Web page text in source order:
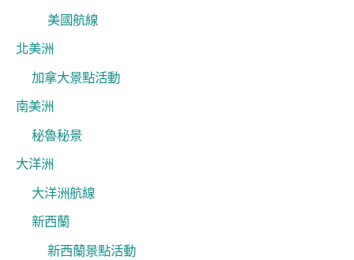
美國航線
北美洲
加拿大景點活動
南美洲
秘魯秘景
大洋洲
大洋洲航線
新西蘭
新西蘭景點活動